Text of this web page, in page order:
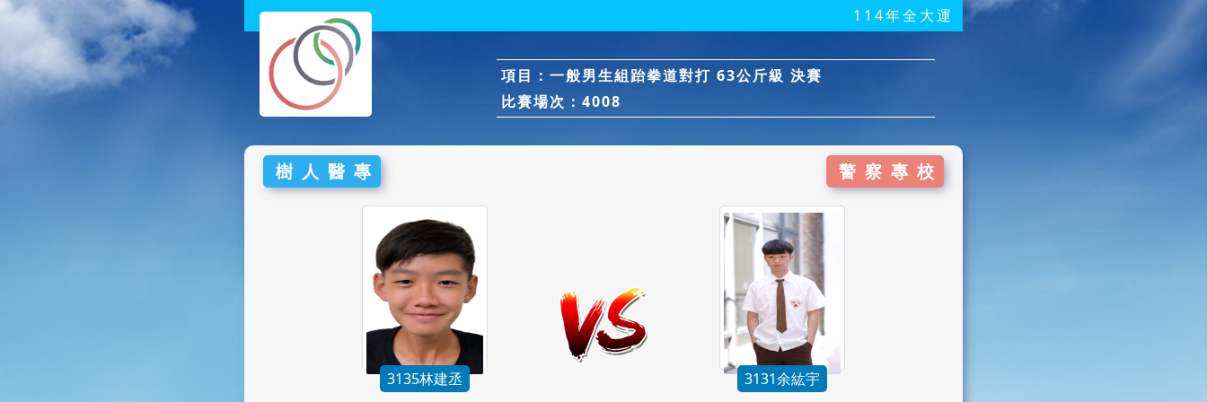
114年全大運
項目：一般男生組跆拳道對打 63公斤級 決賽
比賽場次：4008
樹人醫專 警察專校
3135林建丞 3131余紘宇